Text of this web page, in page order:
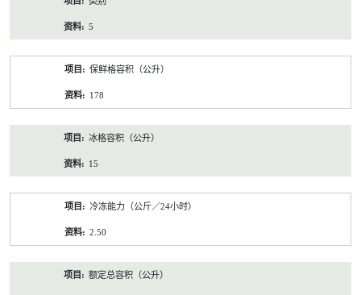
5
保鲜格容积（公升）
178
冰格容积（公升）
15
冷冻能力（公斤／24小时）
2.50
额定总容积（公升）